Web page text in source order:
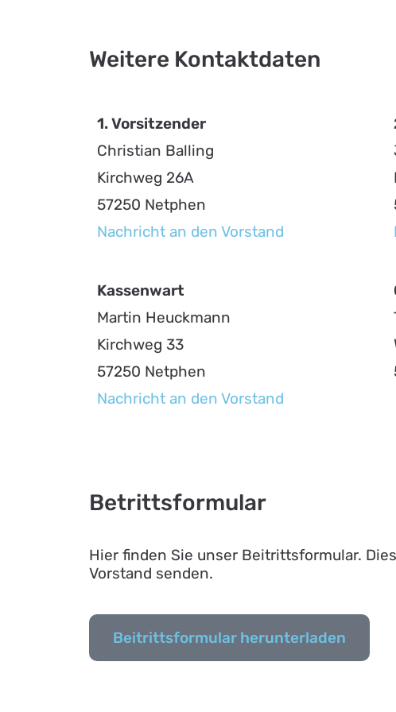
Weitere Kontaktdaten
1. Vorsitzender
Christian Balling
Kirchweg 26A
57250 Netphen
Nachricht an den Vorstand
Kassenwart
Martin Heuckmann
Kirchweg 33
57250 Netphen
Nachricht an den Vorstand
Betrittsformular
Hier finden Sie unser Beitrittsformular.
Vorstand senden.
Beitrittsformular herunterladen